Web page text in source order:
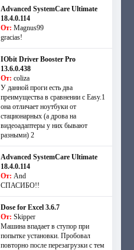
Advanced SystemCare Ultimate
18.4.0.114
От: Magnus99
gracias!
IObit Driver Booster Pro
13.6.0.438
От: coliza
У данной проги есть два
преимущества в сравнении с Easy.1
она отличает ноутбуки от
стационарных (а дрова на
видеоадаптеры у них бывают
разными) 2
Advanced SystemCare Ultimate
18.4.0.114
От: And
СПАСИБО!!
Dose for Excel 3.6.7
От: Skipper
Машина впадает в ступор при
попытке установки. Пробовал
повторно после перезагрузки с тем